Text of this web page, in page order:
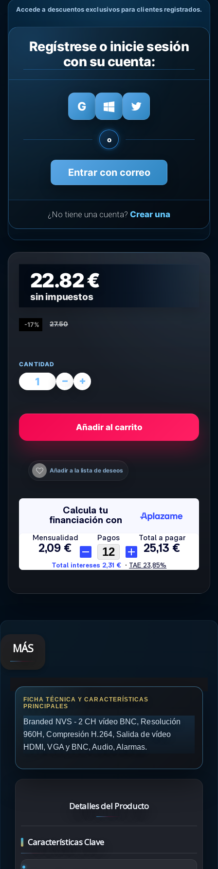
Accede a descuentos exclusivos para clientes registrados.
Regístrese o inicie sesión
con su cuenta:
o
Entrar con correo
¿No tiene una cuenta? Crear una
22.82 €
sin impuestos
-17% 27.50
CANTIDAD
Añadir al carrito
Añadir a la lista de deseos
MÁS
Branded NVS - 2 CH vídeo BNC, Resolución
960H, Compresión H.264, Salida de vídeo
HDMI, VGA y BNC, Audio, Alarmas.
Detalles del Producto
Características Clave